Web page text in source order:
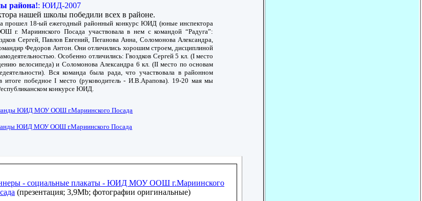
района!: ЮИД-2007
нашей школы победили всех в районе.
прошел 18-ый ежегодный районный конкурс ЮИД (юные инспектора
г. Мариинского Посада участвовала в нем с командой “Радуга”:
Сергей, Павлов Евгений, Пеганова Анна, Соломонова Александра,
Федоров Антон. Они отличились хорошим строем, дисциплиной
Особенно отличились: Гвоздков Сергей 5 кл. (I место
велосипеда) и Соломонова Александра 6 кл. (II место по основам
Вся команда была рада, что участвовала в районном
итоге победное I место (руководитель - И.В.Арапова). 19-20 мая мы
конкурсе ЮИД.
ЮИД МОУ ООШ г.Мариинского Посада
ЮИД МОУ ООШ г.Мариинского Посада
- социальные плакаты - ЮИД МОУ ООШ г.Мариинского
(презентация; 3,9Mb; фотографии оригинальные)